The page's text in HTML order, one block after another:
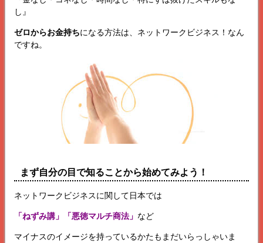
し』
ゼロからお金持ちになる方法は、ネットワークビジネス！なん
ですね。
まず自分の目で知ることから始めてみよう！
ネットワークビジネスに関して日本では
「ねずみ講」「悪徳マルチ商法」 など
マイナスのイメージを持っているかたもまだいらっしゃいま